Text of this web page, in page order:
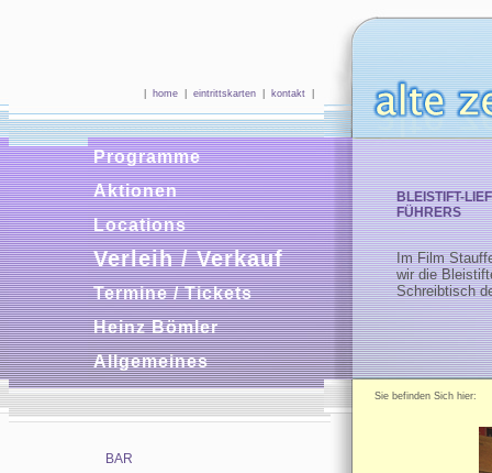
home eintrittskarten kontakt
Programme
Aktionen
Locations
Verleih / Verkauf
Termine / Tickets
Heinz Bömler
Allgemeines
BLEISTIFT-
FÜHRERS
Im Film
wir die
Schreibtisch
BAR
Sie befinden Sich